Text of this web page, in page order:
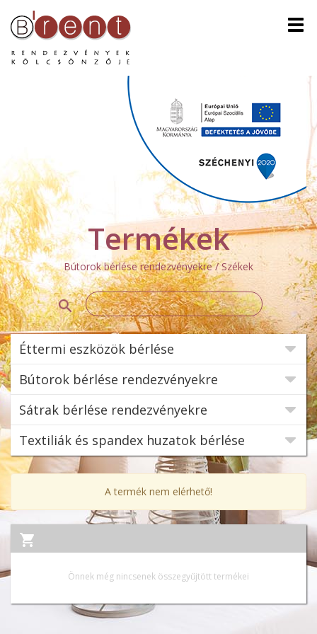
Termékek
Bútorok bérlése rendezvényekre / Székek
Éttermi eszközök bérlése
Bútorok bérlése rendezvényekre
Sátrak bérlése rendezvényekre
Textiliák és spandex huzatok bérlése
A termék nem elérhető!
Önnek még nincsenek összegyűjtött termékei